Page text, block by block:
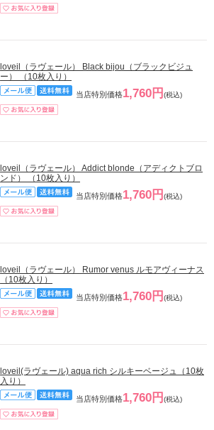
loveil（ラヴェール） Black bijou（ブラックビジュ
ー） （10枚入り）
当店特別価格1,760円 (税込)
loveil（ラヴェール） Addict blonde（アディクトブロ
ンド） （10枚入り）
当店特別価格1,760円 (税込)
loveil（ラヴェール） Rumor venus ルモアヴィーナス
（10枚入り）
当店特別価格1,760円 (税込)
loveil(ラヴェール) aqua rich シルキーベージュ（10枚
入り）
当店特別価格1,760円 (税込)